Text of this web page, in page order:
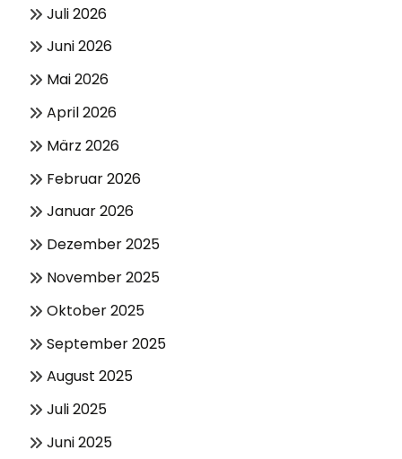
Juli 2026
Juni 2026
Mai 2026
April 2026
März 2026
Februar 2026
Januar 2026
Dezember 2025
November 2025
Oktober 2025
September 2025
August 2025
Juli 2025
Juni 2025